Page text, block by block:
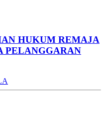
HUKUM REMAJA
PELANGGARAN